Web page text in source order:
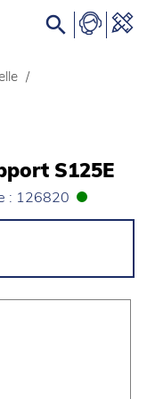

/
S125E
: 126820